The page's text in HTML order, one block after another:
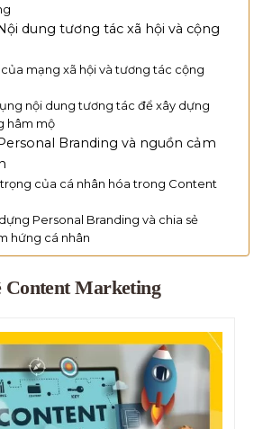
dung tương tác xã hội và cộng
mạng xã hội và tương tác cộng
nội dung tương tác để xây dựng
hâm mộ
Branding và nguồn cảm
của cá nhân hóa trong Content
Personal Branding và chia sẻ
hứng cá nhân
Content Marketing